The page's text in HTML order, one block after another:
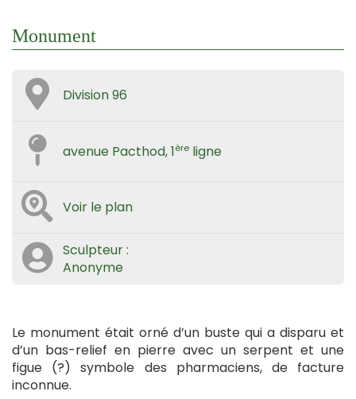
Monument
Division 96
avenue Pacthod, 1ère ligne
Voir le plan
Sculpteur :
Anonyme
Le monument était orné d’un buste qui a disparu et
d’un bas-relief en pierre avec un serpent et une
figue (?) symbole des pharmaciens, de facture
inconnue.